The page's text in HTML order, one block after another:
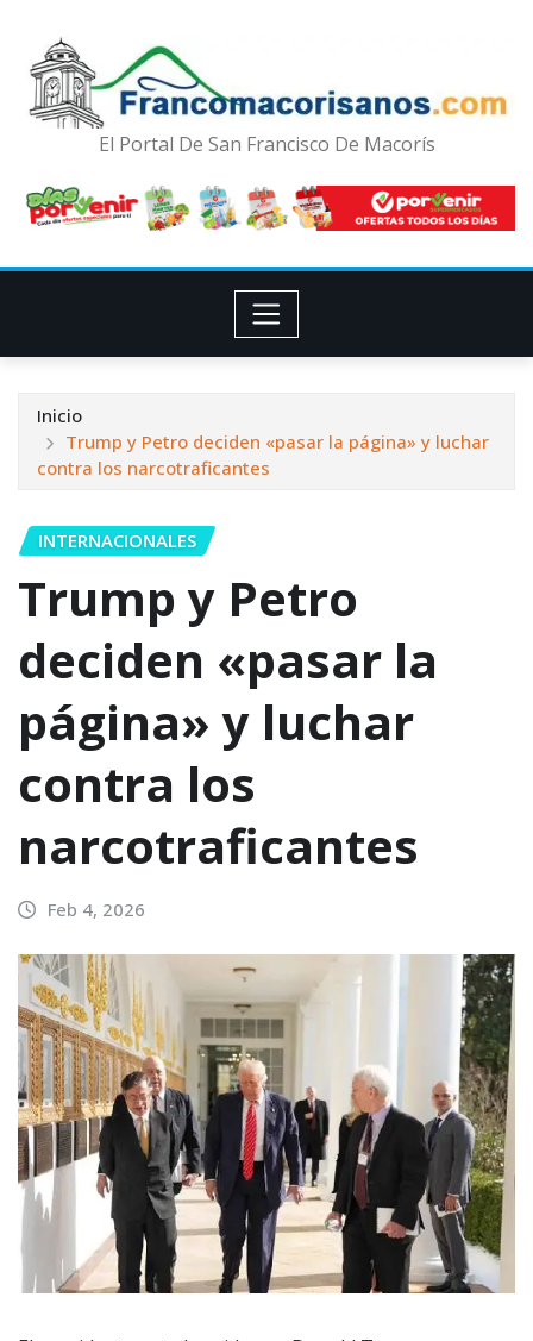
El Portal De San Francisco De Macorís
Inicio
Trump y Petro deciden «pasar la página» y luchar
contra los narcotraficantes
INTERNACIONALES
Trump y Petro
deciden «pasar la
página» y luchar
contra los
narcotraficantes
Feb 4, 2026